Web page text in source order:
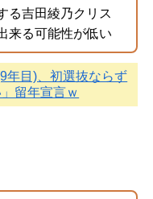
る吉田綾乃クリス
来る可能性が低い
年目)、初選抜ならず
留年宣言ｗ